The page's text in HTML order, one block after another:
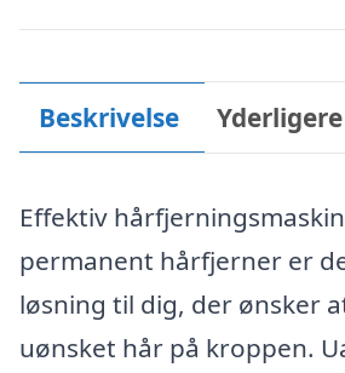
Beskrivelse
Effektiv
permanent hårfjerner er
løsning til dig, der ønsker
uønsket hår på kroppen.